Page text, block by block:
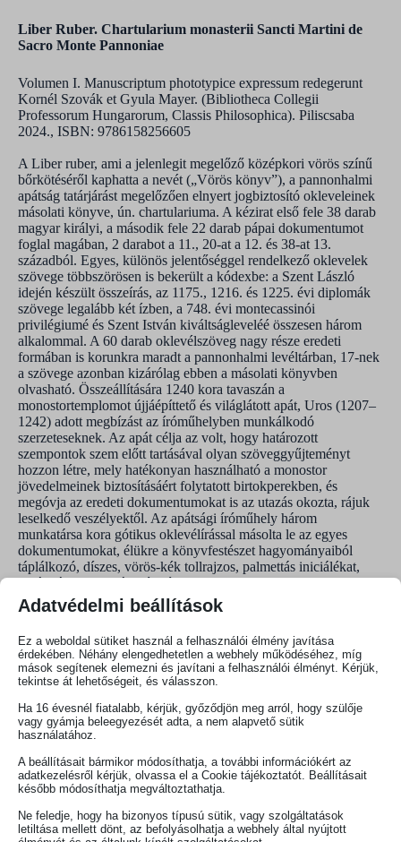
Liber Ruber. Chartularium monasterii Sancti Martini de
Sacro Monte Pannoniae
Volumen I. Manuscriptum phototypice expressum redegerunt
Kornél Szovák et Gyula Mayer. (Bibliotheca Collegii
Professorum Hungarorum, Classis Philosophica). Piliscsaba
2024., ISBN: 9786158256605
A Liber ruber, ami a jelenlegit megelőző középkori vörös színű
bőrkötéséről kaphatta a nevét („Vörös könyv”), a pannonhalmi
apátság tatárjárást megelőzően elnyert jogbiztosító okleveleinek
másolati könyve, ún. chartulariuma. A kézirat első fele 38 darab
magyar királyi, a második fele 22 darab pápai dokumentumot
foglal magában, 2 darabot a 11., 20-at a 12. és 38-at 13.
századból. Egyes, különös jelentőséggel rendelkező oklevelek
szövege többszörösen is bekerült a kódexbe: a Szent László
idején készült összeírás, az 1175., 1216. és 1225. évi diplomák
szövege legalább két ízben, a 748. évi montecassinói
privilégiumé és Szent István kiváltságleveléé összesen három
alkalommal. A 60 darab oklevélszöveg nagy része eredeti
formában is korunkra maradt a pannonhalmi levéltárban, 17-nek
a szövege azonban kizárólag ebben a másolati könyvben
olvasható. Összeállítására 1240 kora tavaszán a
monostortemplomot újjáépíttető és világlátott apát, Uros (1207–
1242) adott megbízást az íróműhelyben munkálkodó
szerzeteseknek. Az apát célja az volt, hogy határozott
szempontok szem előtt tartásával olyan szöveggyűjteményt
hozzon létre, mely hatékonyan használható a monostor
jövedelmeinek biztosításáért folytatott birtokperekben, és
megóvja az eredeti dokumentumokat is az utazás okozta, rájuk
leselkedő veszélyektől. Az apátsági íróműhely három
munkatársa kora gótikus oklevélírással másolta le az egyes
dokumentumokat, élükre a könyvfestészet hagyományaiból
táplálkozó, díszes, vörös-kék tollrajzos, palmettás iniciálékat,
továbbá vörös tintával írt címfeliratokat helyeztek, a darabokat
római számokkal sorszámozták, sok esetben az eredeti
okleveleken látott grafikus jegyeket (jelképes invokációkat,
aláírást megelőző kereszteket stb.) is igyekeztek utánozni.
Amellett, hogy a kódex az Árpád-kori magyarországi írás- és
jelentős rangot vívott ki magának: azon kisszámú
Magyarországon született kéziratok egyike, melyek
összeállításuktól fogva csak alkalmilag hagyták el létrejöttük és
későbbi használatuk színhelyét. Meggyőző bizonyítéka
egyszersmind a középkor első felében a monostorban működő
íróműhely (scriptorium) létezésének, valamint alkalmazottai
felkészültségének, ismereteinek és intenzív tevékenységének. A
kódex tartalma szűkebb értelemben az oklevéltan és a
Adatvédelmi beállítások
Ez a weboldal sütiket használ a felhasználói élmény javítása
érdekében. Néhány elengedhetetlen a webhely működéséhez, míg
mások segítenek elemezni és javítani a felhasználói élményt. Kérjük,
tekintse át lehetőségeit, és válasszon.
Ha 16 évesnél fiatalabb, kérjük, győződjön meg arról, hogy szülője
vagy gyámja beleegyezését adta, a nem alapvető sütik
használatához.
A beállításait bármikor módosíthatja, a további információkért az
adatkezelésről kérjük, olvassa el a Cookie tájékoztatót. Beállításait
később módosíthatja megváltoztathatja.
Ne feledje, hogy ha bizonyos típusú sütik, vagy szolgáltatások
letiltása mellett dönt, az befolyásolhatja a webhely által nyújtott